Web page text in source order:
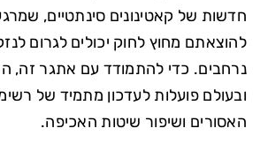
חדשות של קאטינונים סינתטיים,
להוצאתם מחוץ לחוק יכולים לגרום
נרחבים. כדי להתמודד עם אתגר זה,
ובעולם פועלות לעדכון מתמיד של
האסורים ושיפור שיטות האכיפה.